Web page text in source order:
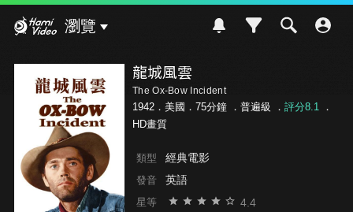
瀏覽
龍城風雲
The Ox-Bow Incident
1942．美國．75分鐘 ． 普遍級 ． 評分8.1．
HD畫質
類型 經典電影
發音 英語
星等 4.4